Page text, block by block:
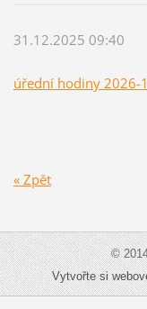
31.12.2025 09:40
úřední hodiny 2026-
« Zpět
©
Vytvořte si